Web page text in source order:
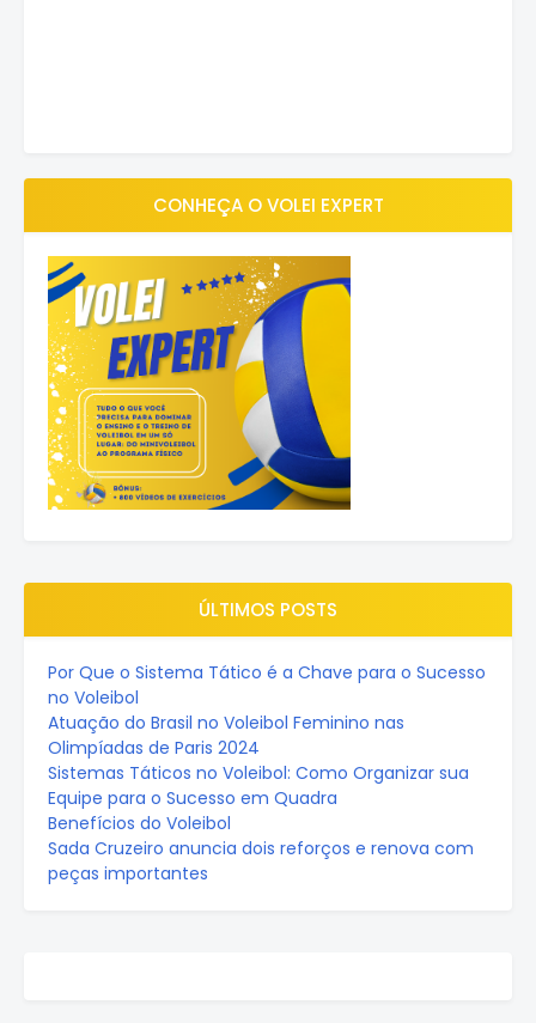
CONHEÇA O VOLEI EXPERT
ÚLTIMOS POSTS
Por Que o Sistema Tático é a Chave para o Sucesso
no Voleibol
Atuação do Brasil no Voleibol Feminino nas
Olimpíadas de Paris 2024
Sistemas Táticos no Voleibol: Como Organizar sua
Equipe para o Sucesso em Quadra
Benefícios do Voleibol
Sada Cruzeiro anuncia dois reforços e renova com
peças importantes